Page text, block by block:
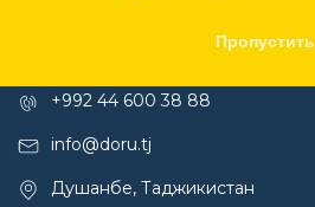
Пропустить
+992 44 600 38 88
info@doru.tj
Душанбе, Таджикистан